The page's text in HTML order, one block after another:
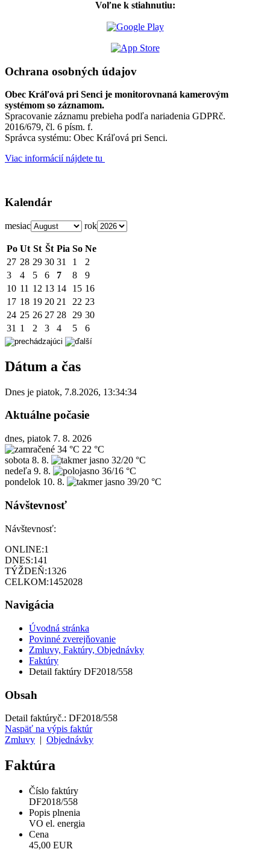
Voľne k stiahnutiu:
Ochrana osobných údajov
Obec Kráľová pri Senci je monitorovnaná kamerovým
systémom so záznamom.
Spracovanie záznamu prebieha podľa nariadenia GDPRč.
2016/679, čl. 6 písm. f.
Správca systému: Obec Kráľová pri Senci.
Viac informácií nájdete tu
Kalendár
mesiac rok
Po Ut St Št Pia So Ne
27 28 29 30 31 1
2
3
4 5 6 7 8
9
10 11 12 13 14 15 16
17 18 19 20 21 22 23
24 25 26 27 28 29 30
31 1 2 3 4 5 6
Dátum a čas
Dnes je piatok, 7.8.2026, 13:34:34
Aktuálne počasie
dnes, piatok 7. 8. 2026
34 °C 22 °C
sobota 8. 8.
32/20 °C
nedeľa 9. 8.
36/16 °C
pondelok 10. 8. 39/20 °C
Návštevnosť
Návštevnosť:
ONLINE:1
DNES:141
TÝŽDEŇ:1326
CELKOM:1452028
Navigácia
Úvodná stránka
Povinné zverejňovanie
Zmluvy, Faktúry, Objednávky
Faktúry
Detail faktúry DF2018/558
Obsah
Detail faktúryč.: DF2018/558
Naspäť na výpis faktúr
Zmluvy
Objednávky
Faktúra
Číslo faktúry
DF2018/558
Popis plnenia
VO el. energia
Cena
45,00 EUR